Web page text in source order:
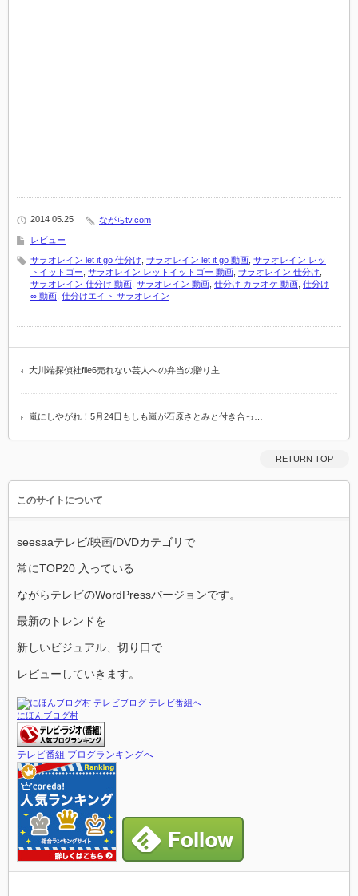
2014 05.25 ながらtv.com
レビュー
サラオレイン let it go 仕分け サラオレイン let it go 動画 サラオレイン レッ
トイットゴー サラオレイン レットイットゴー 動画 サラオレイン 仕分け
サラオレイン 仕分け 動画 サラオレイン 動画 仕分け カラオケ 動画 仕分け
∞ 動画 仕分けエイト サラオレイン
大川端探偵社file6売れない芸人への弁当の贈り主
嵐にしやがれ！5月24日もしも嵐が石原さとみと付き合っ…
RETURN TOP
このサイトについて
seesaaテレビ/映画/DVDカテゴリで
常にTOP20 入っている
ながらテレビのWordPressバージョンです。
最新のトレンドを
新しいビジュアル、切り口で
レビューしていきます。
にほんブログ村
テレビ番組 ブログランキングへ